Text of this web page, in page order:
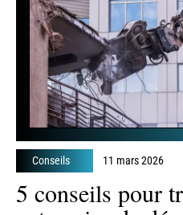
Conseils 11 mars 2026
5 conseils pour